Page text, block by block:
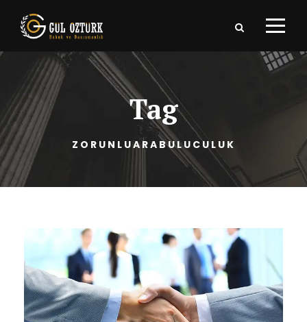
Tag
ZORUNLUARABULUCULUK